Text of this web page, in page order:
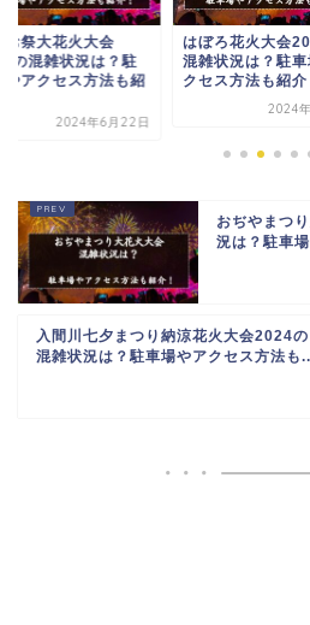
お祭大花火大会
の混雑状況は？駐
やアクセス方法も紹
2024年6月22日
はぼろ花火大会
混雑状況は？駐
クセス方法も紹介
2024
おぢやまつ
況は？駐車
入間川七夕まつり納涼花火大会2024の
混雑状況は？駐車場やアクセス方法も